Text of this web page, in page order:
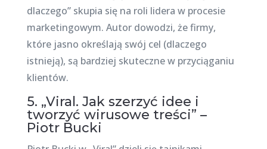
dlaczego” skupia się na roli lidera w procesie
marketingowym. Autor dowodzi, że firmy,
które jasno określają swój cel (dlaczego
istnieją), są bardziej skuteczne w przyciąganiu
klientów.
5. „Viral. Jak szerzyć idee i
tworzyć wirusowe treści” –
Piotr Bucki